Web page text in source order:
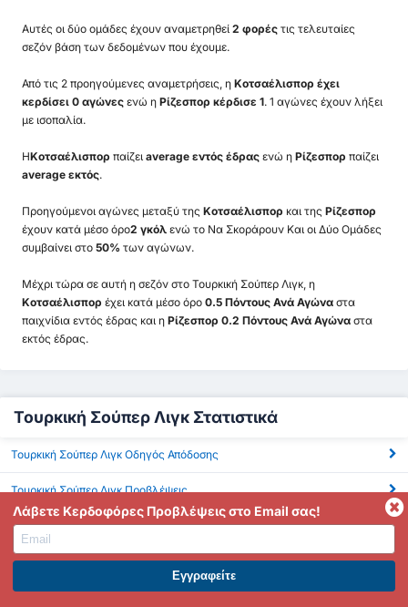
Αυτές οι δύο ομάδες έχουν αναμετρηθεί 2 φορές τις τελευταίες
σεζόν βάση των δεδομένων που έχουμε.
Από τις 2 προηγούμενες αναμετρήσεις, η Κοτσαέλισπορ έχει
κερδίσει 0 αγώνες ενώ η Ρίζεσπορ κέρδισε 1. 1 αγώνες έχουν λήξει
με ισοπαλία.
ΗΚοτσαέλισπορ παίζει average εντός έδρας ενώ η Ρίζεσπορ παίζει
average εκτός.
Προηγούμενοι αγώνες μεταξύ της Κοτσαέλισπορ και της Ρίζεσπορ
έχουν κατά μέσο όρο2 γκόλ ενώ το Να Σκοράρουν Και οι Δύο Ομάδες
συμβαίνει στο 50% των αγώνων.
Μέχρι τώρα σε αυτή η σεζόν στο Τουρκική Σούπερ Λιγκ, η
Κοτσαέλισπορ έχει κατά μέσο όρο 0.5 Πόντους Ανά Αγώνα στα
παιχνίδια εντός έδρας και η Ρίζεσπορ 0.2 Πόντους Ανά Αγώνα στα
εκτός έδρας.
Τουρκική Σούπερ Λιγκ Στατιστικά
Τουρκική Σούπερ Λιγκ Οδηγός Απόδοσης
Τουρκική Σούπερ Λιγκ Προβλέψεις
Τουρκική Σούπερ Λιγκ ΜΟ Γκόλ
Τουρκική Σούπερ Λιγκ BTTS
Τουρκική Σούπερ Λιγκ Πάνω από 2.5 Γκολ
ΕΓΓΡΑΦΕΙΤΕ ΣΤΟ PREMIUM. ΕΠΩΦΕΛΗΘΕΙΤΕ ΤΩΡΑ.
Λάβετε Κερδοφόρες Προβλέψεις στο Email σας!